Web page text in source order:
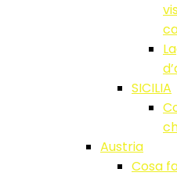
SICILIA
Austria
Cosa